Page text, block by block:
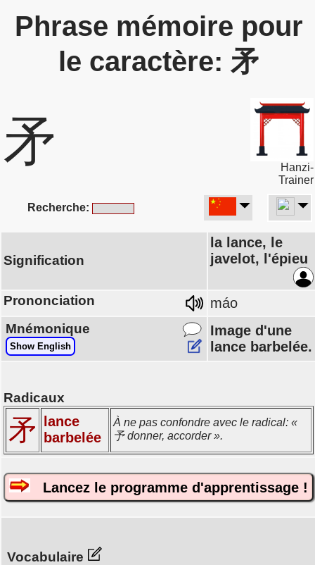
Phrase mémoire pour
le caractère: 矛
矛
Hanzi-
Trainer
Recherche:
Signification
la lance, le
javelot, l'épieu
Prononciation máo
Mnémonique
Show English
Image d'une
lance barbelée.
Radicaux
矛
lance
barbelée
À ne pas confondre avec le radical: «
予 donner, accorder ».
Lancez le programme d'apprentissage !
Vocabulaire